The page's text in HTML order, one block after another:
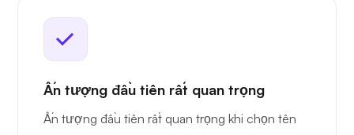
Ấn tượng đầu tiên rất quan trọng
Ấn tượng đầu tiên rất quan trọng khi chọn tên